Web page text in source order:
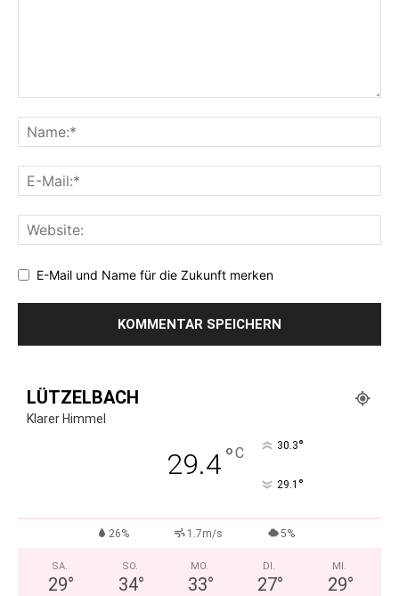
E-Mail und Name für die Zukunft merken
LÜTZELBACH
Klarer Himmel
29.4°C 30.3°
29.1 °
26% 1.7m/s 5%
SA.
29°
SO.
34°
MO.
33°
DI.
27°
MI.
29°